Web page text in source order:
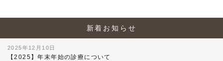
新着お知らせ
2025年12月10日
【2025】年末年始の診療について